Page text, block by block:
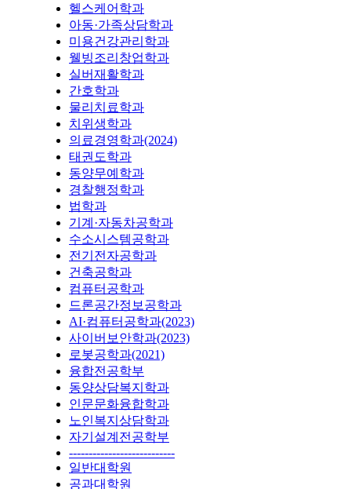
헬스케어학과
아동·가족상담학과
미용건강관리학과
웰빙조리창업학과
실버재활학과
간호학과
물리치료학과
치위생학과
의료경영학과(2024)
태권도학과
동양무예학과
경찰행정학과
법학과
기계·자동차공학과
수소시스템공학과
전기전자공학과
건축공학과
컴퓨터공학과
드론공간정보공학과
AI·컴퓨터공학과(2023)
사이버보안학과(2023)
로봇공학과(2021)
융합전공학부
동양상담복지학과
인문문화융합학과
노인복지상담학과
자기설계전공학부
---------------------------
일반대학원
공과대학원